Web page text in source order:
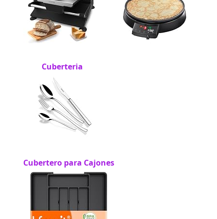
Cuberteria
Cubertero para Cajones